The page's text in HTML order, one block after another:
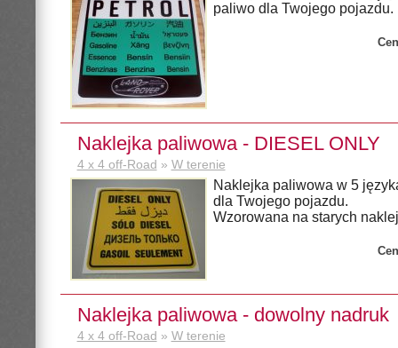
paliwo dla Twojego pojazdu.
Naklejka paliwowa - DIESEL ONLY
4 x 4 off-Road » W terenie
Naklejka paliwowa w 5
dla Twojego pojazdu.
Wzorowana na starych
Naklejka paliwowa - dowolny nadruk
4 x 4 off-Road » W terenie